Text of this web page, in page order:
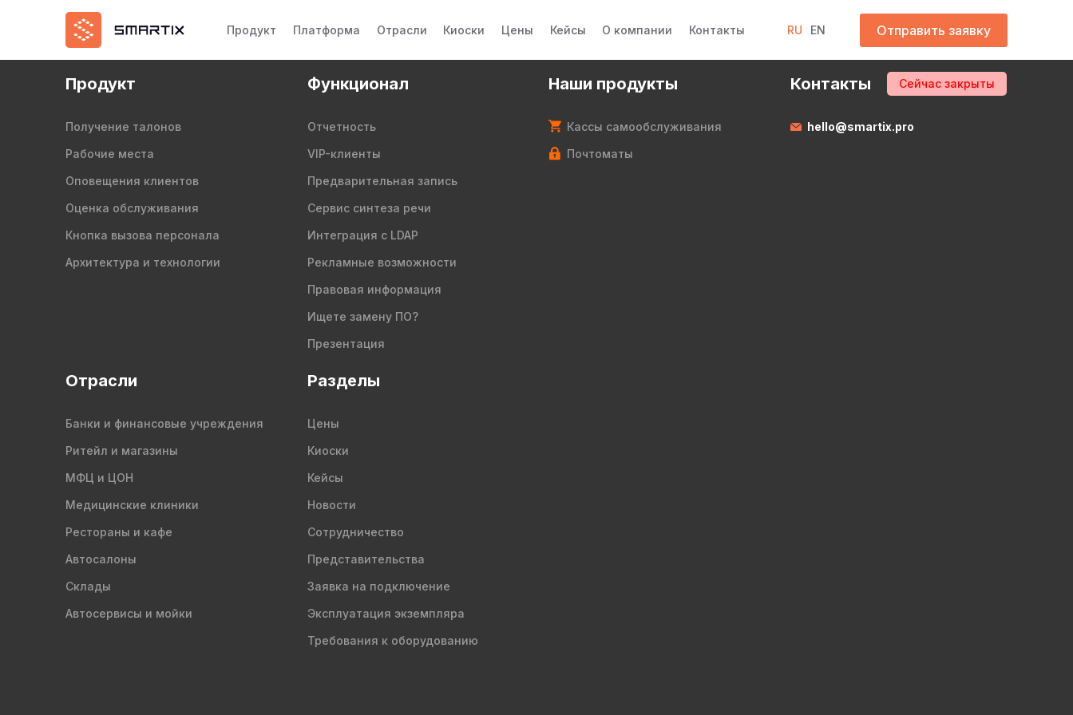
Продукт Платформа Отрасли Киоски Цены Кейсы О компании Контакты RU EN Отправить заявку
Продукт
Получение талонов
Рабочие места
Оповещения клиентов
Оценка обслуживания
Кнопка вызова персонала
Архитектура и технологии
Функционал
Отчетность
VIP-клиенты
Предварительная запись
Сервис синтеза речи
Интеграция с LDAP
Рекламные возможности
Правовая информация
Ищете замену ПО?
Презентация
Наши продукты
Кассы самообслуживания
Почтоматы
Контакты Сейчас закрыты
hello@smartix.pro
Отрасли
Банки и финансовые учреждения
Ритейл и магазины
МФЦ и ЦОН
Медицинские клиники
Рестораны и кафе
Автосалоны
Склады
Автосервисы и мойки
Разделы
Цены
Киоски
Кейсы
Новости
Сотрудничество
Представительства
Заявка на подключение
Эксплуатация экземпляра
Требования к оборудованию